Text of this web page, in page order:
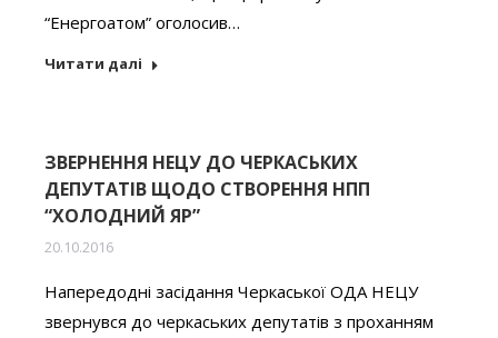
“Енергоатом” оголосив…
Читати далі
ЗВЕРНЕННЯ НЕЦУ ДО ЧЕРКАСЬКИХ
ДЕПУТАТІВ ЩОДО СТВОРЕННЯ НПП
“ХОЛОДНИЙ ЯР”
20.10.2016
Напередодні засідання Черкаської ОДА НЕЦУ
звернувся до черкаських депутатів з проханням